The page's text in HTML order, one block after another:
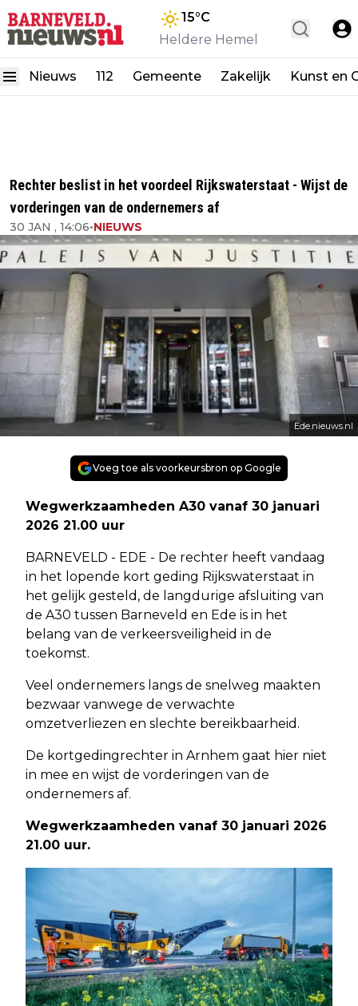
15°C
Heldere Hemel
Nieuws 112 Gemeente Zakelijk Kunst en
Rechter beslist in het voordeel Rijkswaterstaat - Wijst de
vorderingen van de ondernemers af
30 JAN , 14:06•NIEUWS
Ede.nieuws.nl
Voeg toe als voorkeursbron op Google
Wegwerkzaamheden A30 vanaf 30 januari
2026 21.00 uur
BARNEVELD - EDE - De rechter heeft vandaag
in het lopende kort geding Rijkswaterstaat in
het gelijk gesteld, de langdurige afsluiting van
de A30 tussen Barneveld en Ede is in het
belang van de verkeersveiligheid in de
toekomst.
Veel ondernemers langs de snelweg maakten
bezwaar vanwege de verwachte
omzetverliezen en slechte bereikbaarheid.
De kortgedingrechter in Arnhem gaat hier niet
in mee en wijst de vorderingen van de
ondernemers af.
Wegwerkzaamheden vanaf 30 januari 2026
21.00 uur.